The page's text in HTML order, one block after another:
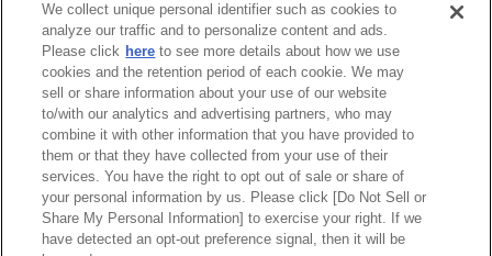
We collect unique personal identifier such as cookies to
analyze our traffic and to personalize content and ads.
Please click here to see more details about how we use
cookies and the retention period of each cookie. We may
sell or share information about your use of our website
to/with our analytics and advertising partners, who may
combine it with other information that you have provided to
them or that they have collected from your use of their
services. You have the right to opt out of sale or share of
your personal information by us. Please click [Do Not Sell or
Share My Personal Information] to exercise your right. If we
have detected an opt-out preference signal, then it will be